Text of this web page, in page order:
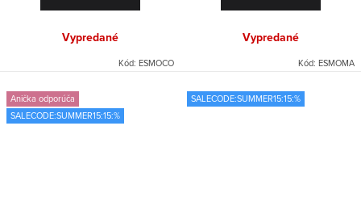
Vypredané
Kód: ESMOCO
Vypredané
Kód: ESMOMA
Anička odporúča
SALECODE:SUMMER15:15:%
SALECODE:SUMMER15:15:%